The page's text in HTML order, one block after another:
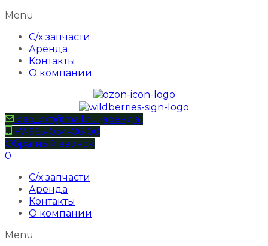
Menu
С/х запчасти
Аренда
Контакты
О компании
oao_cxt@mail.ru (аренда)
+7-965-034-06-00
Обратный звонок
0
С/х запчасти
Аренда
Контакты
О компании
Menu